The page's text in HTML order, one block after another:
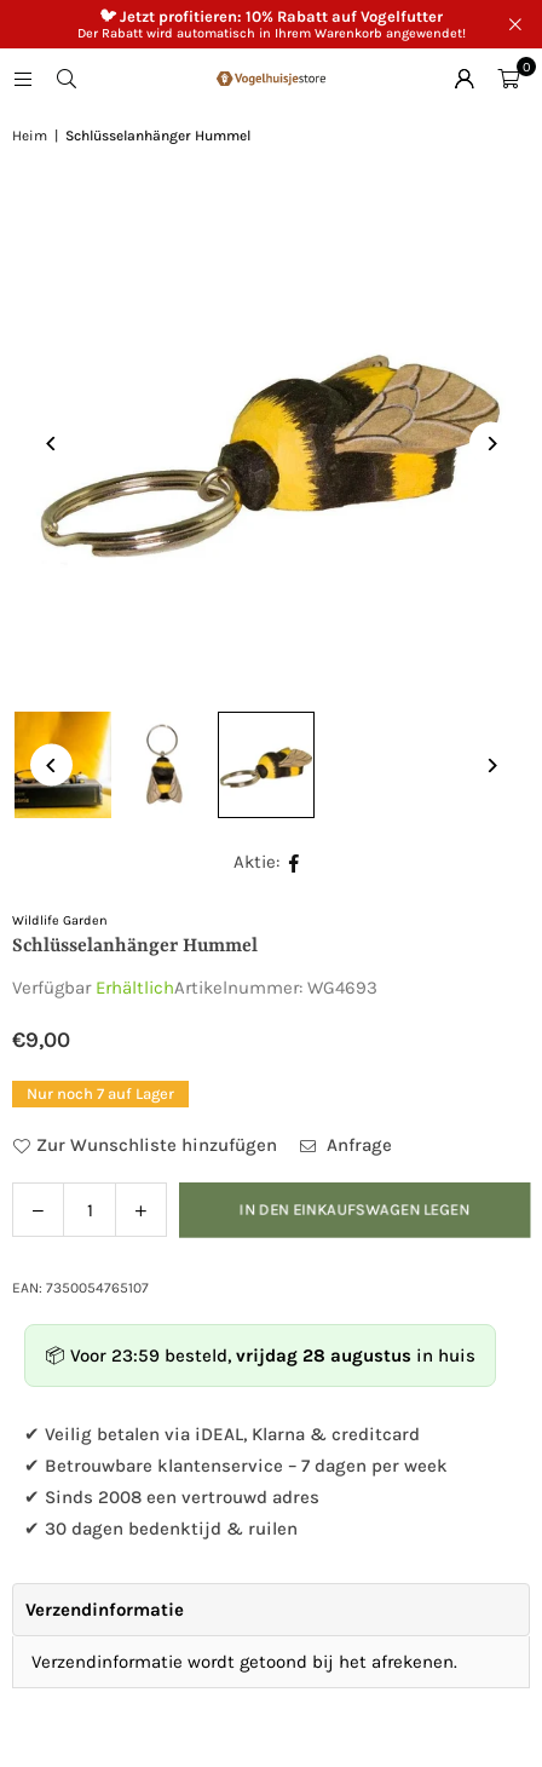
🐦 Jetzt profitieren: 10% Rabatt auf Vogelfutter
Der Rabatt wird automatisch in Ihrem Warenkorb angewendet!
0
Heim Schlüsselanhänger Hummel
Aktie:
Wildlife Garden
Schlüsselanhänger Hummel
Verfügbar ErhältlichArtikelnummer: WG4693
Normaler
Preis
€9,00
Nur noch 7 auf Lager
Zur Wunschliste hinzufügen Anfrage
Verringern
Sie
Menge
Schlüsselanhänger
Hummel
Menge
für
Hummel
IN DEN EINKAUFSWAGEN LEGEN
EAN: 7350054765107
📦 Voor 23:59 besteld, vrijdag 28 augustus in huis
✔ Veilig betalen via iDEAL, Klarna & creditcard
✔ Betrouwbare klantenservice – 7 dagen per week
✔ Sinds 2008 een vertrouwd adres
✔ 30 dagen bedenktijd & ruilen
Verzendinformatie
Verzendinformatie wordt getoond bij het afrekenen.